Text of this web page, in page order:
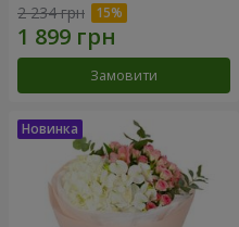
2 234 грн
Замовити